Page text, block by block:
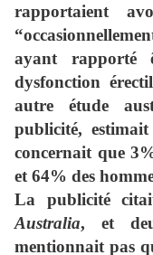
rapportaient
ayant rapporté
dysfonction
autre étude
publicité,
concernait que
et 64% des
La publicité
Australia, et
mentionnait pas